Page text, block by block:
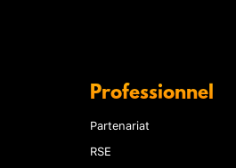
Professionnel
Partenariat
RSE